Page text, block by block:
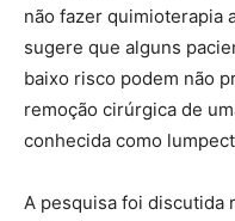
não fazer quimioterapia
sugere que alguns
baixo risco podem não
remoção cirúrgica de
conhecida como
A pesquisa foi discutida